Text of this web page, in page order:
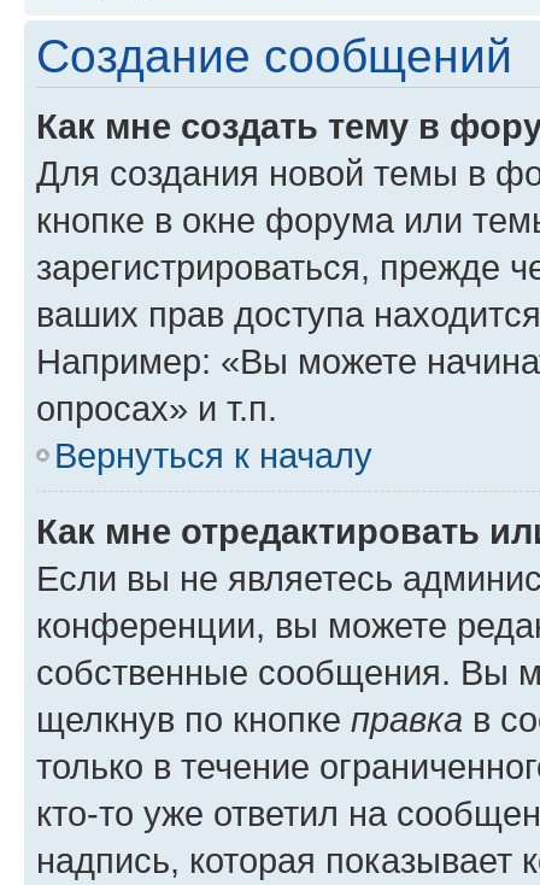
Создание сообщений
Как мне создать тему в
Для создания новой темы в
кнопке в окне форума или
зарегистрироваться, прежде
ваших прав доступа
Например: «Вы можете
опросах» и т.п.
Вернуться к началу
Как мне отредактировать
Если вы не являетесь
конференции, вы можете
собственные сообщения. Вы
щелкнув по кнопке правка в
только в течение
кто-то уже ответил на
надпись, которая показывает